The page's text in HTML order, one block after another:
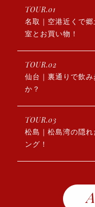
TOUR.01
名取｜空港近くで
室とお買い物！
TOUR.02
仙台｜裏通りで飲
か？
TOUR.03
松島｜松島湾の隠
ング！